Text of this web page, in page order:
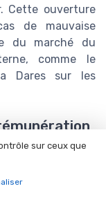
Cette ouverture
de mauvaise
du marché du
comme le
Dares sur les
?
son contrat de
percevoir sa
sur ceux que